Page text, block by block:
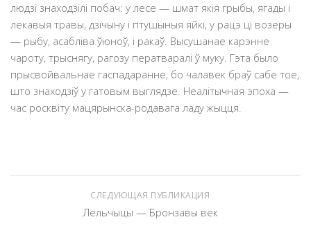
людзі знаходзілі побач: у лесе — шмат якія грыбы, ягады і
лекавыя травы, дзічыну і птушыныя яйкі, у рацэ ці возеры
— рыбу, асабліва ўюноў, і ракаў. Высушанае карэнне
чароту, трыснягу, рагозу ператваралі ў муку. Гэта было
прысвойвальнае гаспадаранне, бо чалавек браў сабе тое,
што знаходзіў у гатовым выглядзе. Неалітычная эпоха —
час росквiту мацярынска-родавага ладу жыцця.
СЛЕДУЮЩАЯ ПУБЛИКАЦИЯ
Лельчыцы — Бронзавы век